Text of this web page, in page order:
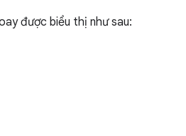
được biểu thị như sau: